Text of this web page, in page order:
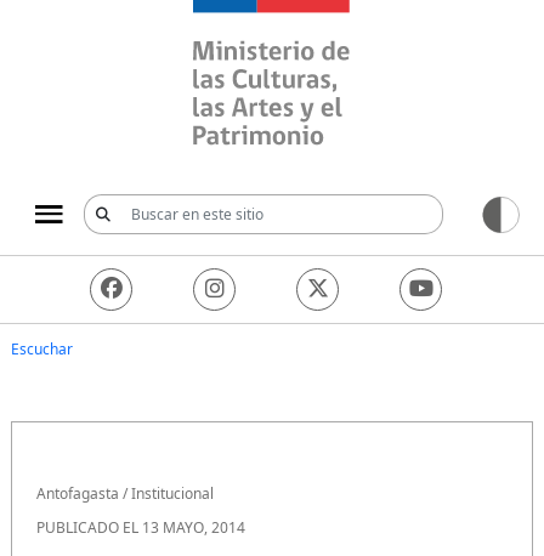
Ministerio de las
Escuchar
Antofagasta /Institucional
PUBLICADO EL 13 MAYO, 2014